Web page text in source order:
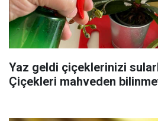
Yaz geldi çiçeklerinizi
Çiçekleri mahveden